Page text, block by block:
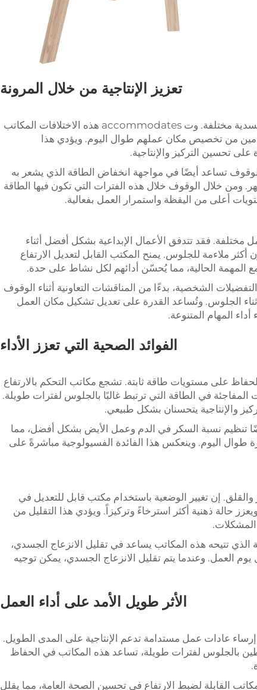
تعزيز الإنتاجية من خلال المرونة
كل فرد لديه تفضيلات عمل فريدة واحتياجات جسدية مختلفة. وت accommodates هذه الاختلافات المكاتب
من تخصيص مكان عملهم طوال اليوم. ويؤدي هذا
تحسين التركيز والإنتاجية.
تساعد أيضًا في مواجهة انخفاض الطاقة الذي يشعر به
ومن خلال الوقوف خلال هذه الفترات التي تكون فيها الطاقة
أعلى من اليقظة واستمرار العمل بفعالية.
مختلفة. فقد تتدفق الأعمال الإبداعية بشكل أفضل أثناء
ملاءمة للجلوس. يمنح المكتب القابل لتعديل الارتفاع
المهمة الحالية، مما يُحسّن أدائهم لكل نشاط على حدة.
الشخصية، بدءًا من المناقشات التعاونية أثناء الوقوف
الجلوس. وتُساعد القدرة على تعديل تشكيل مكان العمل
المهام المتنوعة.
الفوائد الصحية التي تعزز الأداء
على مستويات طاقة ثابتة. تشجع مكاتب التحكم بالارتفاع
المفاجئة في الطاقة التي ترتبط غالبًا بالجلوس لفترات طويلة.
والإنتاجية يتحسنان بشكل طبيعي.
تنظيم نسبة السكر في الدم وعمل الأيض بشكل أفضل، مما
اليوم. وينعكس هذا الفائدة الفسيولوجية مباشرةً على
إن تغيير الوضعية باستخدام مكتب قابل للتعديل في
حالة ذهنية أكثر استرخاءً وتركيزاً. ويؤدي هذا التقليل من
تتيحه هذه المكاتب يساعد في تقليل الانزعاج الجسدي،
العمل. وعندما يتم تقليل الانزعاج الجسدي، يمكن توجيه
الأثر طويل الأمد على أداء العمل
عادات عمل مستدامة تدعم الإنتاجية على المدى الطويل.
بالجلوس لفترات طويلة، تساعد هذه المكاتب في الحفاظ
القابلة لضبط الارتفاع في تحسين الصحة العامة، مما يقلل